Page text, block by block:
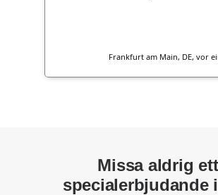
Frankfurt am Main, DE, vor
Missa aldrig ett
specialerbjudande